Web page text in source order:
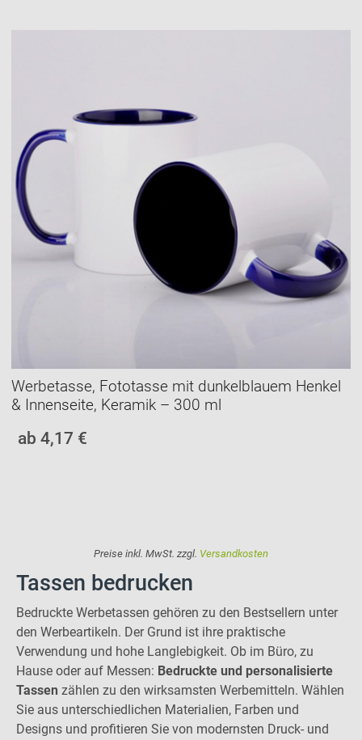
Preise inkl. MwSt. zzgl. Versandkosten
Tassen bedrucken
Bedruckte Werbetassen gehören zu den Bestsellern unter
den Werbeartikeln. Der Grund ist ihre praktische
Verwendung und hohe Langlebigkeit. Ob im Büro, zu
Hause oder auf Messen: Bedruckte und personalisierte
Tassen zählen zu den wirksamsten Werbemitteln. Wählen
Sie aus unterschiedlichen Materialien, Farben und
Designs und profitieren Sie von modernsten Druck- und
Werbetasse, Fototasse mit dunkelblauem Henkel
& Innenseite, Keramik – 300 ml
ab 4,17 €